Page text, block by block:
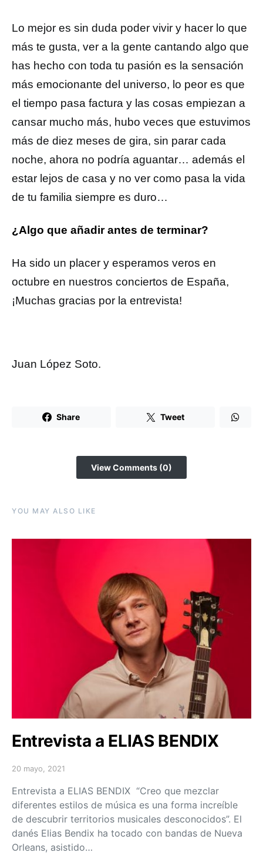
Lo mejor es sin duda poder vivir y hacer lo que
más te gusta, ver a la gente cantando algo que
has hecho con toda tu pasión es la sensación
más emocionante del universo, lo peor es que
el tiempo pasa factura y las cosas empiezan a
cansar mucho más, hubo veces que estuvimos
más de diez meses de gira, sin parar cada
noche, ahora no podría aguantar… además el
estar lejos de casa y no ver como pasa la vida
de tu familia siempre es duro…
¿Algo que añadir antes de terminar?
Ha sido un placer y esperamos veros en
octubre en nuestros conciertos de España,
¡Muchas gracias por la entrevista!
Juan López Soto.
Share Tweet
View Comments (0)
YOU MAY ALSO LIKE
Entrevista a ELIAS BENDIX
Posted on
20 mayo, 2021
Entrevista a ELIAS BENDIX “Creo que mezclar
diferentes estilos de música es una forma increíble
de descubrir territorios musicales desconocidos”. El
danés Elias Bendix ha tocado con bandas de Nueva
Orleans, asistido…